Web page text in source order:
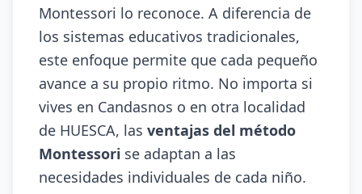
Montessori lo reconoce. A diferencia de
los sistemas educativos tradicionales,
este enfoque permite que cada pequeño
avance a su propio ritmo. No importa si
vives en Candasnos o en otra localidad
de HUESCA, las ventajas del método
Montessori se adaptan a las
necesidades individuales de cada niño.